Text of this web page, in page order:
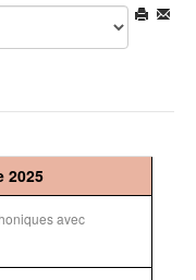
2025
avec